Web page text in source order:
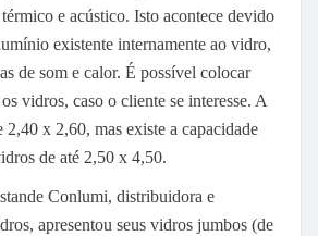
e acústico. Isto acontece devido
existente internamente ao vidro,
de som e calor. É possível colocar
vidros, caso o cliente se interesse. A
2,40 x 2,60, mas existe a capacidade
de até 2,50 x 4,50.
Conlumi, distribuidora e
apresentou seus vidros jumbos (de